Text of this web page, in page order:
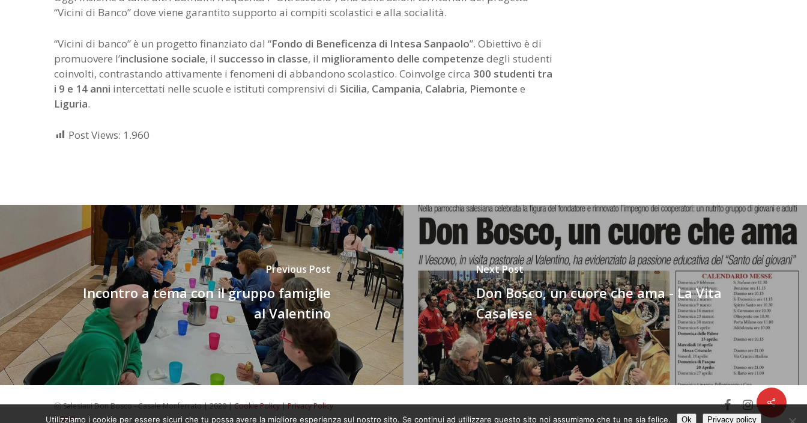
“Vicini di Banco” dove viene garantito supporto ai compiti scolastici e alla socialità.
“Vicini di banco” è un progetto finanziato dal “Fondo di Beneficenza di Intesa Sanpaolo”. Obiettivo è di
promuovere l’inclusione sociale, il successo in classe, il miglioramento delle competenze degli studenti
coinvolti, contrastando attivamente i fenomeni di abbandono scolastico. Coinvolge circa 300 studenti tra
i 9 e 14 anni intercettati nelle scuole e istituti comprensivi di Sicilia, Campania, Calabria, Piemonte e
Liguria.
Post Views: 1.960
Previous Post
Incontro a tema con il gruppo famiglie
al Valentino
Next Post
Don Bosco, un cuore che ama - La Vita
Casalese
ⓒ Salesiani Don Bosco - Casale Monferrato | 2020 |Cookie Policy|Privacy Policy
|DPO
facebookinstagram
Utilizziamo i cookie per essere sicuri che tu possa avere la migliore esperienza sul nostro sito. Se continui ad utilizzare questo sito noi assumiamo che tu ne sia felice. Ok Privacy policy